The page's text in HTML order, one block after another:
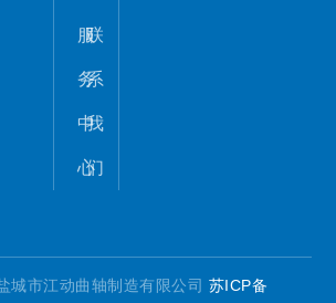
服
务
中
心
联
系
我
们
城市江动曲轴制造有限公司 苏ICP备